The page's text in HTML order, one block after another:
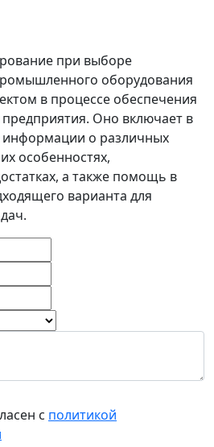
при выборе
оборудования
в процессе обеспечения
Оно включает в
информации о различных
особенностях,
а также помощь в
варианта для
с политикой